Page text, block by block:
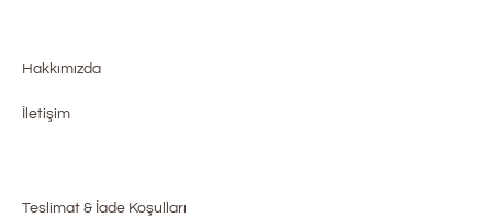
Hakkımızda
İletişim
Teslimat & İade Koşulları